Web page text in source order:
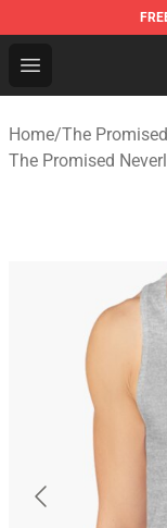
Open menu
The
Home/The
The Promised